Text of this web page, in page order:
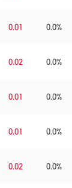
0.01 0.0%
0.02 0.0%
0.01 0.0%
0.01 0.0%
0.02 0.0%